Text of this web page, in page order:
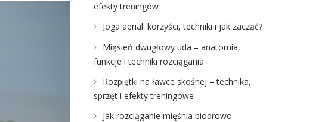
efekty treningów
Joga aerial: korzyści, techniki i jak zacząć?
Mięsień dwugłowy uda – anatomia,
funkcje i techniki rozciągania
Rozpiętki na ławce skośnej – technika,
sprzęt i efekty treningowe
Jak rozciąganie mięśnia biodrowo-